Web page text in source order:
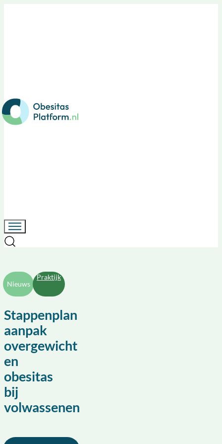
Nieuws
Praktijk
Stappenplan
aanpak
overgewicht
en
obesitas
bij
volwassenen